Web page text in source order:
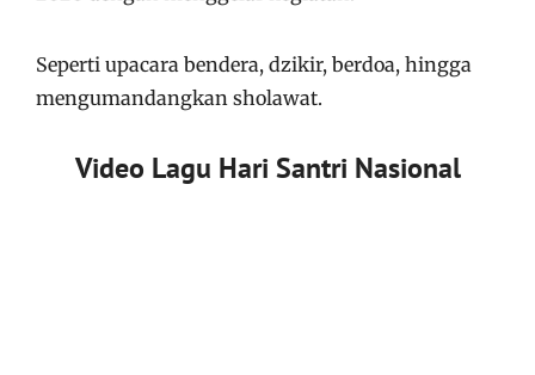
Seperti upacara bendera, dzikir, berdoa, hingga
mengumandangkan sholawat.
Video Lagu Hari Santri Nasional